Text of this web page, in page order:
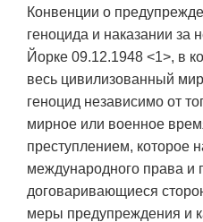
Конвенции о
геноцида и наказании за
Йорке 09.12.1948 <1>, в
весь цивилизованный
геноцид независимо от
мирное или военное
преступлением, которое
международного права и
договаривающиеся
меры предупреждения и